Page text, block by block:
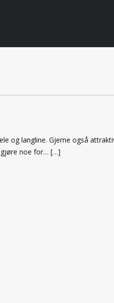
og langline. Gjerne også
gjøre noe for… […]